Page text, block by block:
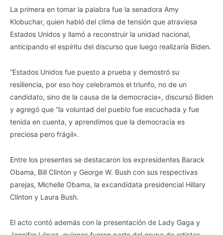
La primera en tomar la palabra fue la senadora Amy
Klobuchar, quien habló del clima de tensión que atraviesa
Estados Unidos y llamó a reconstruir la unidad nacional,
anticipando el espíritu del discurso que luego realizaría Biden.
“Estados Unidos fue puesto a prueba y demostró su
resiliencia, por eso hoy celebramos el triunfo, no de un
candidato, sino de la causa de la democracia», discursó Biden
y agregó que “la voluntad del pueblo fue escuchada y fue
tenida en cuenta, y aprendimos que la democracia es
preciosa pero frágil».
Entre los presentes se destacaron los expresidentes Barack
Obama, Bill Clinton y George W. Bush con sus respectivas
parejas, Michelle Obama, la excandidata presidencial Hillary
Clinton y Laura Bush.
El acto contó además con la presentación de Lady Gaga y